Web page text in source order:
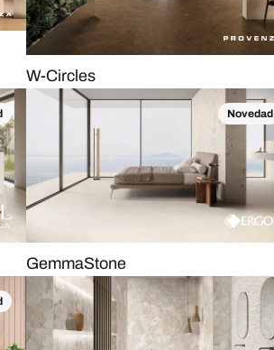
W-Circles
Novedad
GemmaStone